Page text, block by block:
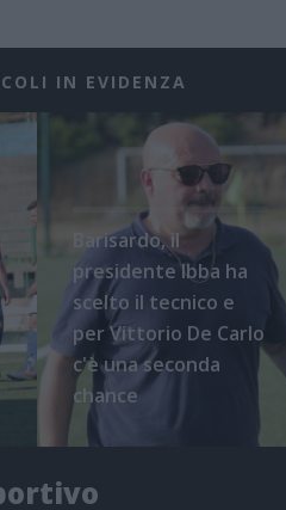
IN EVIDENZA
Barisardo, il
presidente Ibba ha
scelto il tecnico e
per Vittorio De Carlo
c'è una seconda
chance